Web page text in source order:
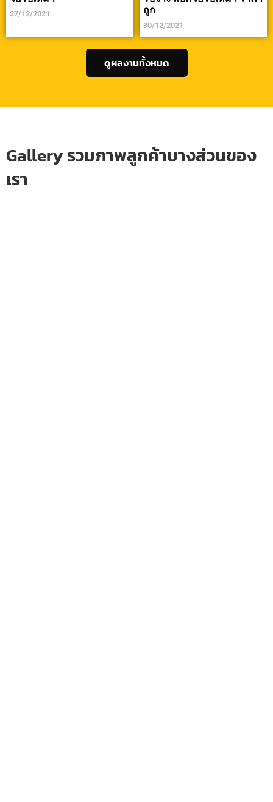
27/12/2021
ถูก
30/12/2021
ดูผลงานทั้งหมด
Gallery รวมภาพลูกค้าบางส่วนของ
เรา